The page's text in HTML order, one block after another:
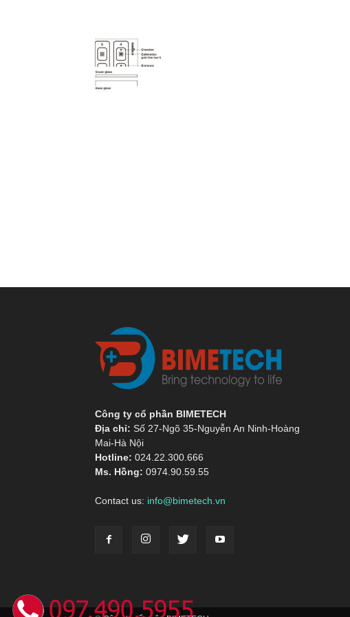
Công ty cổ phần BIMETECH
Địa chỉ: Số 27-Ngõ 35-Nguyễn An Ninh-Hoàng
Mai-Hà Nội
Hotline: 024.22.300.666
Ms. Hồng: 0974.90.59.55
Contact us: info@bimetech.vn